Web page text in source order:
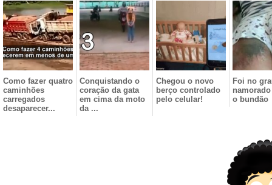
Como fazer quatro
caminhões
carregados
desaparecer...
Conquistando o
coração da gata
em cima da moto
da ...
Chegou o novo
berço controlado
pelo celular!
Foi no
o bundão